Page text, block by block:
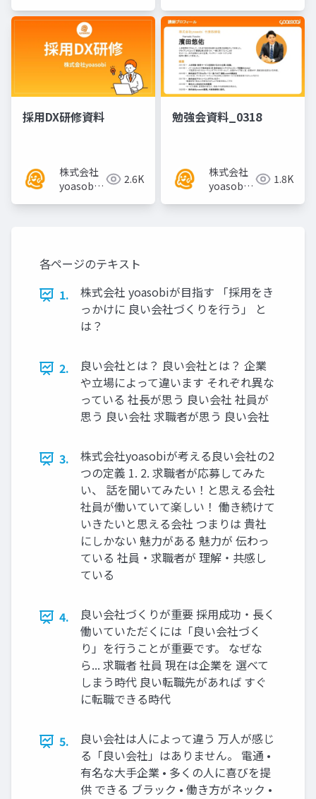
様
採用DX研修資料
株式会社
yoasobi
2.6K
勉強会資料_0318
株式会社
yoasobi
1.8K
各ページのテキスト
1.
株式会社 yoasobiが目指す 「採用をき
っかけに 良い会社づくりを行う」 と
は？
2.
良い会社とは？ 良い会社とは？ 企業
や⽴場によって違います それぞれ異な
っている 社⻑が思う 良い会社 社員が
思う 良い会社 求職者が思う 良い会社
3.
株式会社yoasobiが考える良い会社の2
つの定義 1. 2. 求職者が応募してみた
い、 話を聞いてみたい！と思える会社
社員が働いていて楽しい！ 働き続けて
いきたいと思える会社 つまりは 貴社
にしかない 魅⼒がある 魅⼒が 伝わっ
ている 社員‧求職者が 理解‧共感し
ている
4.
良い会社づくりが重要 採⽤成功‧⻑く
働いていただくには「良い会社づく
り」を⾏うことが重要です。 なぜな
ら... 求職者 社員 現在は企業を 選べて
しまう時代 良い転職先があれば すぐ
に転職できる時代
5.
良い会社は⼈によって違う 万⼈が感じ
る「良い会社」はありません。 電通 •
有名な⼤⼿企業 • 多くの⼈に喜びを提
供 できる ブラック • 働き⽅がネック •